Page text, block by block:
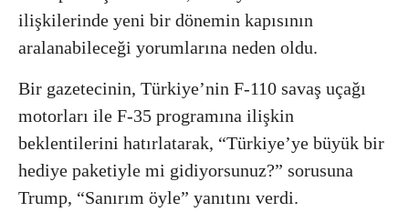
ilişkilerinde yeni bir dönemin kapısının
aralanabileceği yorumlarına neden oldu.
Bir gazetecinin, Türkiye’nin F-110 savaş uçağı
motorları ile F-35 programına ilişkin
beklentilerini hatırlatarak, “Türkiye’ye büyük bir
hediye paketiyle mi gidiyorsunuz?” sorusuna
Trump, “Sanırım öyle” yanıtını verdi.